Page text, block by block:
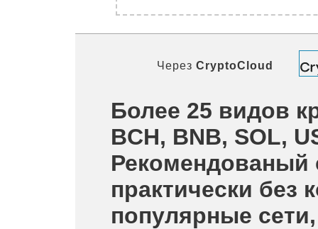
Через CryptoCloud
Более 25 видов
BCH, BNB, SOL,
Рекомендованый
практически без
популярные